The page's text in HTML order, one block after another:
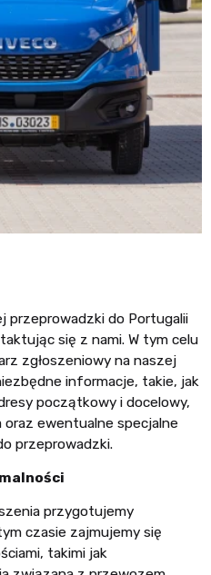
przeprowadzki do Portugalii
się z nami. W tym celu
zgłoszeniowy na naszej
informacje, takie, jak
początkowy i docelowy,
ewentualne specjalne
przeprowadzki.
przygotujemy
czasie zajmujemy się
takimi jak